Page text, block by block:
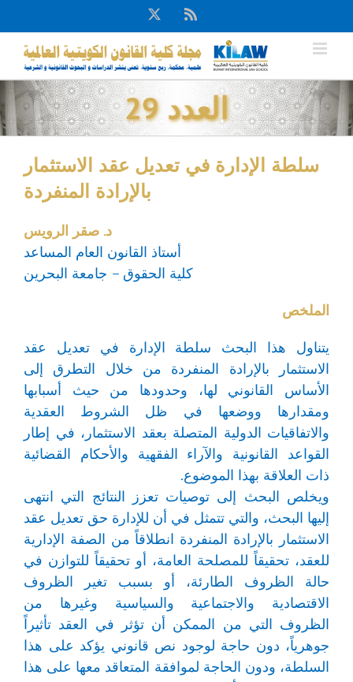
to
content
Rss
X
العدد 29
سلطة الإدارة في تعديل عقد الاستثمار
بالإرادة المنفردة
د. صقر الرويس
أستاذ القانون العام المساعد
كلية الحقوق – جامعة البحرين
الملخص
يتناول هذا البحث سلطة الإدارة في تعديل عقد
الاستثمار بالإرادة المنفردة من خلال التطرق إلى
الأساس القانوني لها، وحدودها من حيث أسبابها
ومقدارها ووضعها في ظل الشروط العقدية
والاتفاقيات الدولية المتصلة بعقد الاستثمار، في إطار
القواعد القانونية والآراء الفقهية والأحكام القضائية
ذات العلاقة بهذا الموضوع.
ويخلص البحث إلى توصيات تعزز النتائج التي انتهى
إليها البحث، والتي تتمثل في أن للإدارة حق تعديل عقد
الاستثمار بالإرادة المنفردة انطلاقاً من الصفة الإدارية
للعقد، تحقيقاً للمصلحة العامة، أو تحقيقاً للتوازن في
حالة الظروف الطارئة، أو بسبب تغير الظروف
الاقتصادية والاجتماعية والسياسية وغيرها من
الظروف التي من الممكن أن تؤثر في العقد تأثيراً
جوهرياً، دون حاجة لوجود نص قانوني يؤكد على هذا
السلطة، ودون الحاجة لموافقة المتعاقد معها على هذا